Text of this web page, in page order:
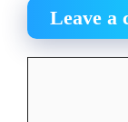
Leave a